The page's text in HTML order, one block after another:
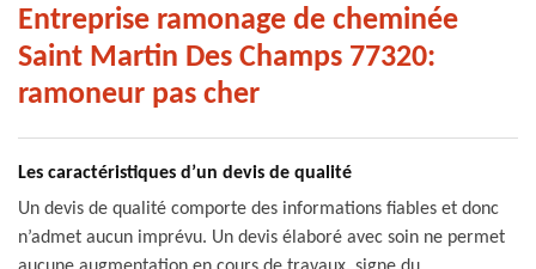
Entreprise ramonage de cheminée
Saint Martin Des Champs 77320:
ramoneur pas cher
Les caractéristiques d’un devis de qualité
Un devis de qualité comporte des informations fiables et donc
n’admet aucun imprévu. Un devis élaboré avec soin ne permet